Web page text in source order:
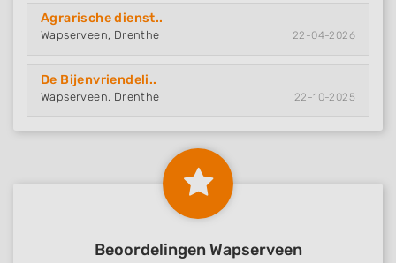
Agrarische dienst..
Wapserveen, Drenthe 22-04-2026
De Bijenvriendeli..
Wapserveen, Drenthe 22-10-2025
Beoordelingen Wapserveen